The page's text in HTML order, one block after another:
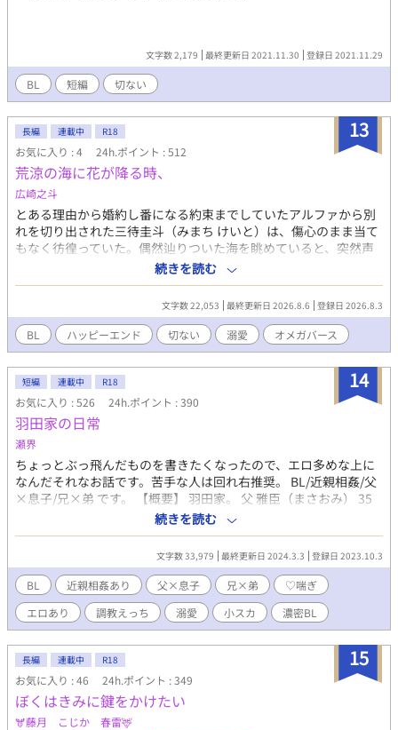
文字数 2,179 最終更新日 2021.11.30 登録日 2021.11.29
BL 短編 切ない
13
長編 連載中 R18
お気に入り : 4 24h.ポイント : 512
荒涼の海に花が降る時、
広崎之斗
とある理由から婚約し番になる約束までしていたアルファから別
れを切り出された三待圭斗（みまち けいと）は、傷心のまま当て
もなく彷徨っていた。偶然辿りついた海を眺めていると、突然声
を掛けられた。 「死ぬなら余所にしなよ」 振り返ると一人の男—
丹名瀬克紀（になせ かつき）がいた。 克紀は圭斗にあたりが強い
ものの、どこか心配している様子。 だが克紀は「オメガが一人で
海沿いふらついてるなんて、死にたがりにしかみえない」などと
いう。 二人は一緒に時間を過ごして行く中で、互いの傷を少しず
つ見せ合い、そして癒やしていく運命の出会いの話。 ※朝の８時
と夜の２０時の２回更新で進めていきます。 ※性描写がある話し
には（＊）をタイトルに付与いたします。 後半部分でそこそこ
出てくる予定となりますので、よろしくお願いいたします。
続きを読む
文字数 22,053 最終更新日 2026.8.6 登録日 2026.8.3
BL ハッピーエンド 切ない 溺愛 オメガバース
14
短編 連載中 R18
お気に入り : 526 24h.ポイント : 390
羽田家の日常
瀬界
ちょっとぶっ飛んだものを書きたくなったので、エロ多めな上に
なんだそれなお話です。苦手な人は回れ右推奨。 BL/近親相姦/父
×息子/兄×弟 です。 【概要】 羽田家。 父 雅臣（まさおみ） 35
歳。IT社長、185センチ、筋肉質。 長男 玲（れい）16歳。高校2
生、176センチ、文武両道。 次男 勇（ゆう）8歳。小学３年生、
128センチ、天然。 ぼくのお家は、おっきくて優しいパパと頭が
良くてなんでも教えてくれるお兄ちゃんの3人家族です。生まれた
時からママはいないけど、優しいパパとお兄ちゃんがたくさんか
まってくれるので、毎日たのしいです。 ぼくの家にはたくさんの
ルールがあるけど、これはぼくを守るためで家族みんなが仲良し
のためのひけつ？なんだって！ 自分たちだけのとくべつだから、
みんなにはしーなんだって、パパとお兄ちゃんが教えてくれまし
た！ ぼくはいいこなので約束は守れます！！ シングルパパの羽田
家のえっちな日常をお送りします。 普通に家族がいちゃいちゃし
てる常識はずれな家庭です。 誤字脱字、リクエストなどありまし
たら気軽にお声掛けよろしくお願いします。
続きを読む
文字数 33,979 最終更新日 2024.3.3 登録日 2023.10.3
BL 近親相姦あり 父×息子 兄×弟
♡喘ぎ
エロあり
調教えっち 溺愛 小スカ 濃密BL
15
長編 連載中 R18
お気に入り : 46 24h.ポイント : 349
ぼくはきみに鍵をかけたい
🫎藤月 こじか 春雷🦌